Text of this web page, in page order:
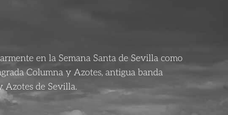
en la Semana Santa de Sevilla como
Columna y Azotes, antigua banda
Azotes de Sevilla.